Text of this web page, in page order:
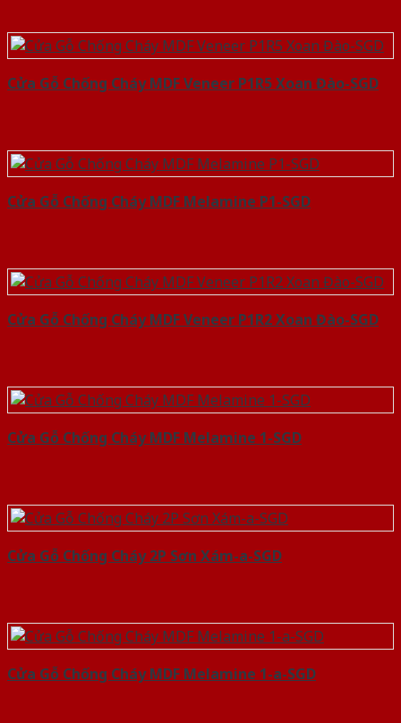
Cửa Gỗ Chống Cháy MDF Veneer P1R5 Xoan Đào-SGD
Cửa Gỗ Chống Cháy MDF Melamine P1-SGD
Cửa Gỗ Chống Cháy MDF Veneer P1R2 Xoan Đào-SGD
Cửa Gỗ Chống Cháy MDF Melamine 1-SGD
Cửa Gỗ Chống Cháy 2P Sơn Xám-a-SGD
Cửa Gỗ Chống Cháy MDF Melamine 1-a-SGD